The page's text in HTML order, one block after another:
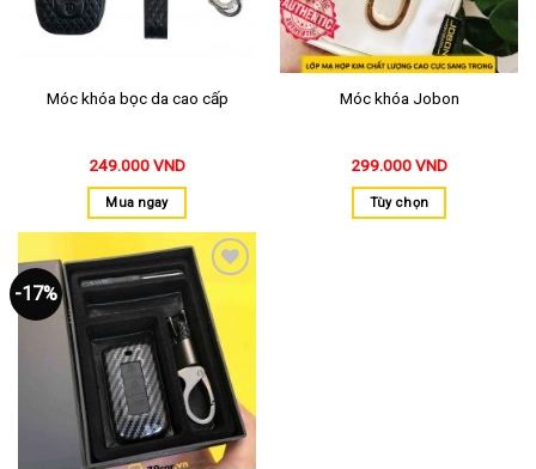
Móc khóa bọc da cao cấp
249.000VND
Mua ngay
Móc khóa Jobon
299.000VND
Tùy chọn
-17%
Thêm
yêu
thích